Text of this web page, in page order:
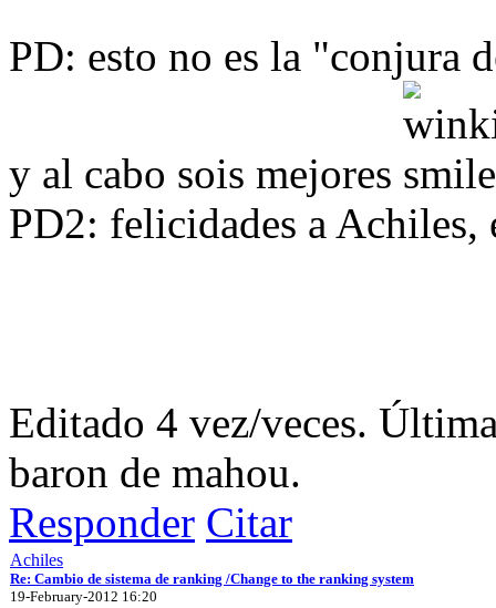
PD: esto no es la "conjura
y al cabo sois mejores
PD2: felicidades a
Editado 4 vez/veces.
baron de mahou.
Responder Citar
Achiles
Re: Cambio de sistema de ranking /Change to the ranking system
19-February-2012 16:20